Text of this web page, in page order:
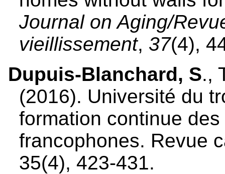
Journal on Aging/
vieillissement, 37(4),
Dupuis-Blanchard, S.,
(2016). Université du
formation continue
francophones. Revue
35(4), 423-431.